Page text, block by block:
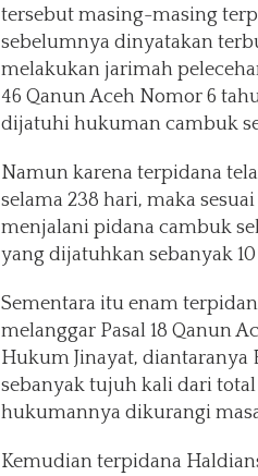
tersebut masing-masing
sebelumnya dinyatakan
melakukan jarimah
46 Qanun Aceh Nomor 6
dijatuhi hukuman cambuk
Namun karena terpidana
selama 238 hari, maka
menjalani pidana cambuk
yang dijatuhkan sebanyak
Sementara itu enam
melanggar Pasal 18 Qanun
Hukum Jinayat,
sebanyak tujuh kali dari
hukumannya dikurangi
Kemudian terpidana